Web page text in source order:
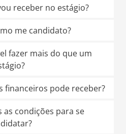
receber no estágio?
me candidato?
fazer mais do que um
financeiros pode receber?
as condições para se